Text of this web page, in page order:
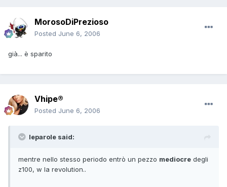
MorosoDiPrezioso
Posted June 6, 2006
già... è sparito
Vhipe®
Posted June 6, 2006
leparole said:
mentre nello stesso periodo entrò un pezzo mediocre degli
z100, w la revolution..